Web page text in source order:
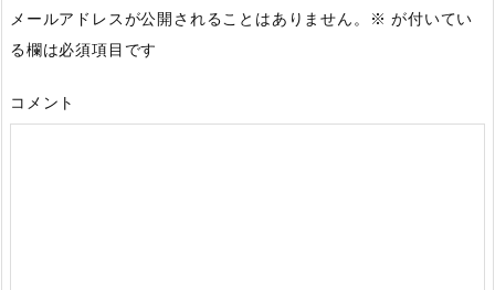
メールアドレスが公開されることはありません。 ※ が付いてい
る欄は必須項目です
コメント